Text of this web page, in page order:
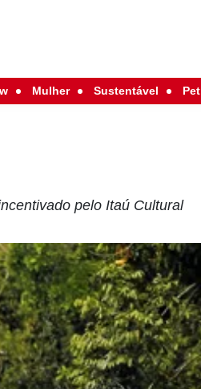
Mulher Sustentável Pet
pelo Itaú Cultural